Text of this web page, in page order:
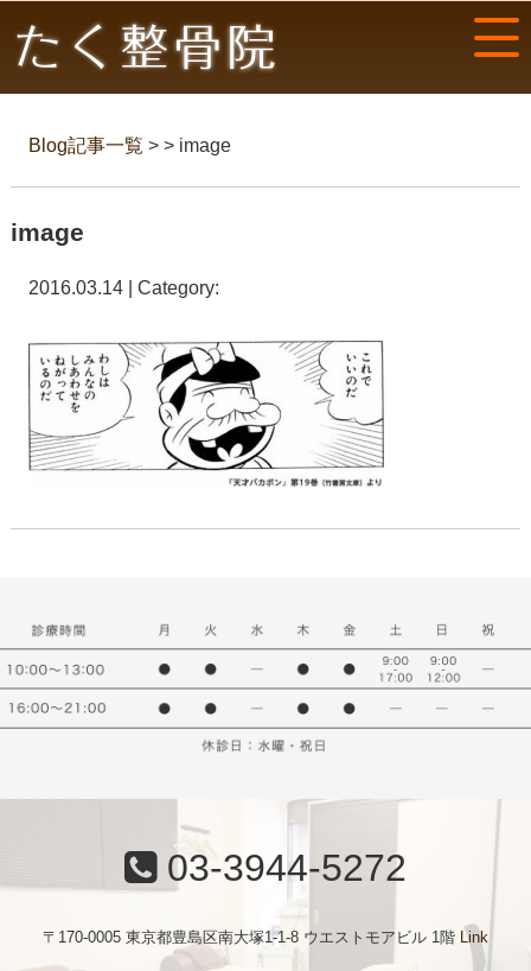
Blog記事一覧 > > image
image
2016.03.14 | Category:
03-3944-5272
〒170-0005 東京都豊島区南大塚1-1-8 ウエストモアビル 1階 Link